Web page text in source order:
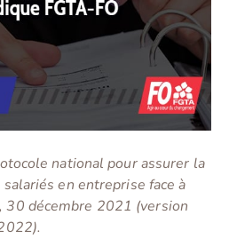
national pour assurer la
en entreprise face à
30 décembre 2021 (version